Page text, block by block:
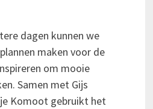
dagen kunnen we
maken voor de
om mooie
Samen met Gijs
Komoot gebruikt het